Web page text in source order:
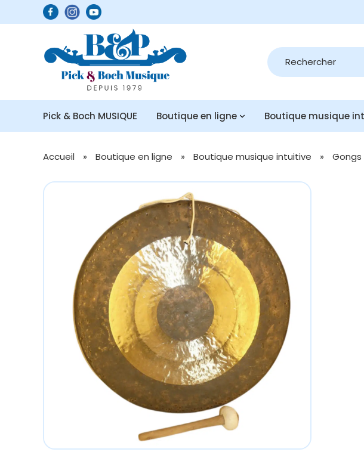
Recherche
de
produits
Pick & Boch MUSIQUE Boutique en ligne Boutique musique
Accueil » Boutique en ligne » Boutique musique intuitive » Gongs